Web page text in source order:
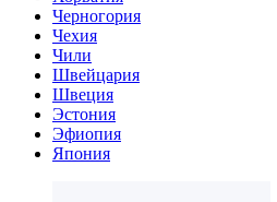
Черногория
Чехия
Чили
Швейцария
Швеция
Эстония
Эфиопия
Япония